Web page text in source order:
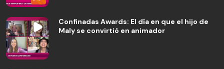
Confinadas Awards: El día en que el hijo de
Maly se convirtió en animador